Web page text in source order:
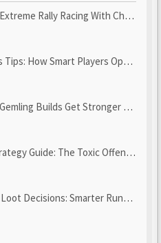
Rally Racing With Challenging Track...
Smart Players Optimize Gear, Build...
Get Stronger With u4gm’s Ice C...
The Toxic Offensive Scheme Your ...
Decisions: Smarter Runs With U4N